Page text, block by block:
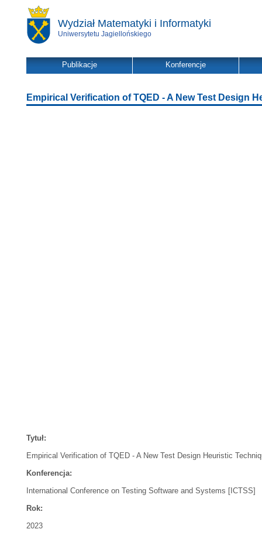
Wydział Matematyki i Informatyki
Uniwersytetu Jagiellońskiego
Publikacje Konferencje
Empirical Verification of TQED - A New Test Design
Tytuł:
Empirical Verification of TQED - A New Test Design Heuristic
Konferencja:
International Conference on Testing Software and Systems [ICTSS]
Rok:
2023